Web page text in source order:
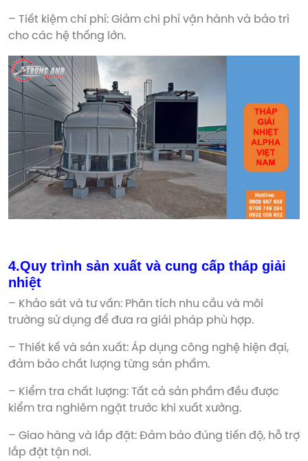
– Tiết kiệm chi phí: Giảm chi phí vận hành và bảo trì
cho các hệ thống lớn.
4.Quy trình sản xuất và cung cấp tháp giải
nhiệt
– Khảo sát và tư vấn: Phân tích nhu cầu và môi
trường sử dụng để đưa ra giải pháp phù hợp.
– Thiết kế và sản xuất: Áp dụng công nghệ hiện đại,
đảm bảo chất lượng từng sản phẩm.
– Kiểm tra chất lượng: Tất cả sản phẩm đều được
kiểm tra nghiêm ngặt trước khi xuất xưởng.
– Giao hàng và lắp đặt: Đảm bảo đúng tiến độ, hỗ trợ
lắp đặt tận nơi.